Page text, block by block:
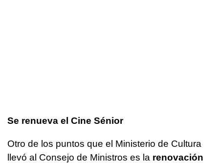
Se renueva el Cine Sénior
Otro de los puntos que el Ministerio de Cultura
llevó al Consejo de Ministros es la renovación